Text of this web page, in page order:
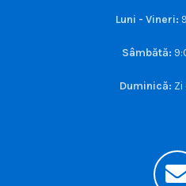
Luni - Vineri:
Sâmbătă:
Duminică: